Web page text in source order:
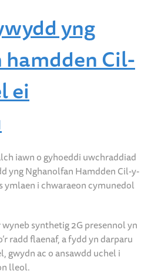
yng
Cil-
ei
iawn o gyhoeddi uwchraddiad
yng Nghanolfan Hamdden Cil-y-
i chwaraeon cymunedol